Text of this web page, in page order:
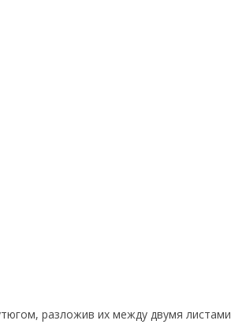
разложив их между двумя листами